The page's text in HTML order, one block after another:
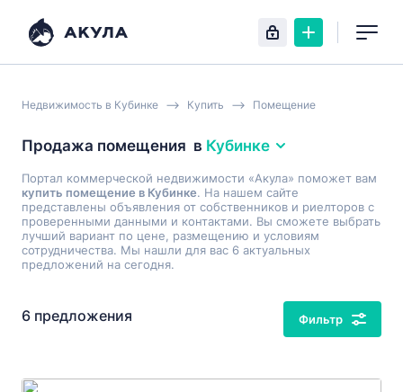
Недвижимость в Кубинке Купить Помещение
Продажа помещения в Кубинке
Портал коммерческой недвижимости «Акула» поможет вам
купить помещение в Кубинке. На нашем сайте
представлены объявления от собственников и риелторов с
проверенными данными и контактами. Вы сможете выбрать
лучший вариант по цене, размещению и условиям
сотрудничества. Мы нашли для вас 6 актуальных
предложений на сегодня.
6 предложения Фильтр